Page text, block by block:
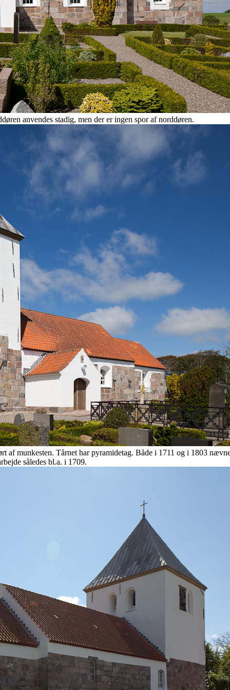
anvendes stadig, men der er ingen spor af norddøren.
af munkesten. Tårnet har pyramidetag. Både i 1711 og i 1803
således bl.a. i 1709.